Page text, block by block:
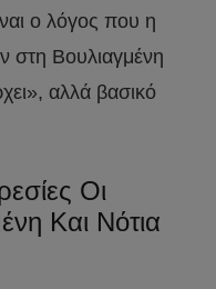
ο λόγος που η
στη Βουλιαγμένη
αλλά βασικό
Οι
Και Νότια